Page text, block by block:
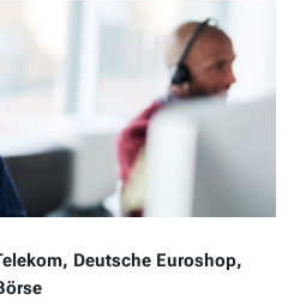
Deutsche Euroshop,